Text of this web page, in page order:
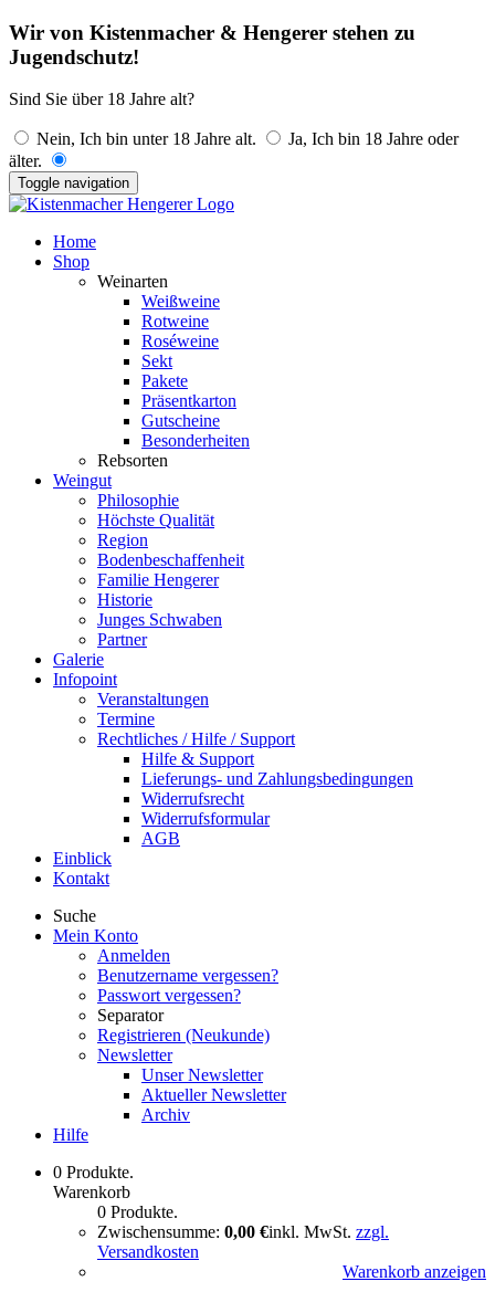
Wir von Kistenmacher & Hengerer stehen zu
Jugendschutz!
Sind Sie über 18 Jahre alt?
Nein, Ich bin unter 18 Jahre alt.
Ja, Ich bin 18 Jahre oder
älter.
Toggle navigation
Home
Shop
Weinarten
Weißweine
Rotweine
Roséweine
Sekt
Pakete
Präsentkarton
Gutscheine
Besonderheiten
Rebsorten
Weingut
Philosophie
Höchste Qualität
Region
Bodenbeschaffenheit
Familie Hengerer
Historie
Junges Schwaben
Partner
Galerie
Infopoint
Veranstaltungen
Termine
Rechtliches / Hilfe / Support
Hilfe & Support
Lieferungs- und Zahlungsbedingungen
Widerrufsrecht
Widerrufsformular
AGB
Einblick
Kontakt
Suche
Mein Konto
Anmelden
Benutzername vergessen?
Passwort vergessen?
Separator
Registrieren (Neukunde)
Newsletter
Unser Newsletter
Aktueller Newsletter
Archiv
Hilfe
0 Produkte.
Warenkorb
0 Produkte.
Zwischensumme: 0,00 €inkl. MwSt. zzgl.
Versandkosten
Warenkorb anzeigen